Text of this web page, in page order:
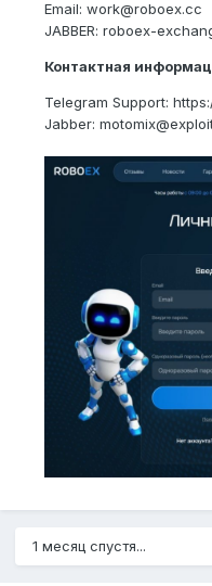
Email: work@roboex.cc
JABBER: roboex-
Контактная
Telegram Support:
Jabber:
1 месяц спустя...